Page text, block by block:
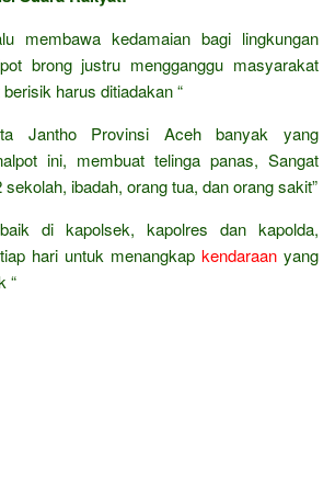
membawa kedamaian bagi lingkungan
brong justru mengganggu masyarakat
harus ditiadakan “
Jantho Provinsi Aceh banyak yang
ini, membuat telinga panas, Sangat
ibadah, orang tua, dan orang sakit”
di kapolsek, kapolres dan kapolda,
hari untuk menangkap kendaraan yang
“